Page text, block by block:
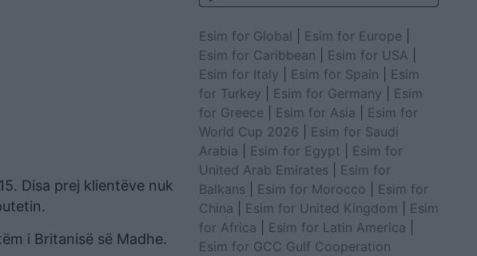
Disa prej klientëve nuk
i Britanisë së Madhe.
Esim for Global Esim for Europe
Esim for Caribbean
Esim for USA
Esim for Italy
Esim for Spain
Esim
for Turkey
Esim for Germany
Esim
for Greece
Esim for Asia
Esim for
World Cup 2026
Esim for Saudi
Arabia
Esim for Egypt
Esim for
United Arab Emirates
Esim for
Balkans
Esim for Morocco
Esim for
China
Esim for United Kingdom
Esim
for Africa
Esim for Latin America
Esim for GCC Gulf Cooperation